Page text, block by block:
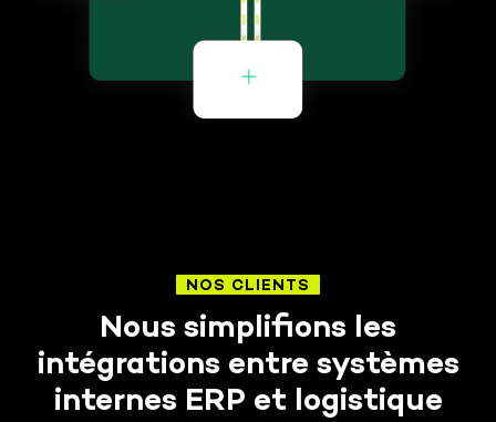
NOS CLIENTS
Nous simplifions les
intégrations entre systèmes
internes ERP et logistique